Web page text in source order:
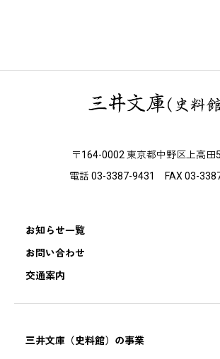
〒164-0002 東京都中野区上高田
電話 03-3387-9431 FAX 03-
お知らせ一覧
お問い合わせ
交通案内
三井文庫（史料館）の事業